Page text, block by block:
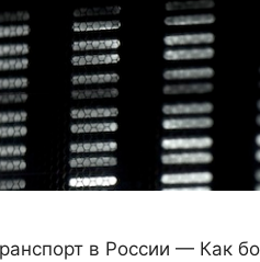
в России — Как